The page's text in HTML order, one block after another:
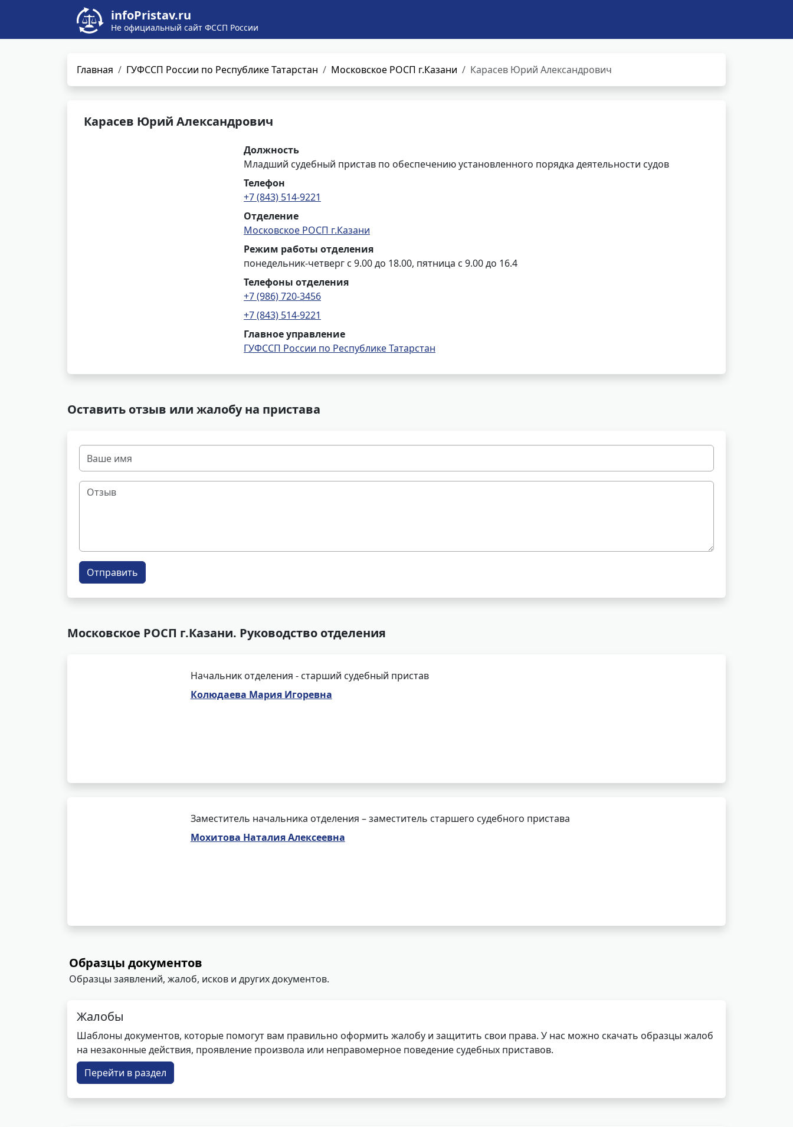
infoPristav.ru
Не официальный сайт ФССП России
Главная ГУФССП России по Республике Татарстан Московское РОСП г.Казани Карасев Юрий Александрович
Карасев Юрий Александрович
Должность
Младший судебный пристав по обеспечению установленного порядка деятельности судов
Телефон
+7 (843) 514-9221
Отделение
Московское РОСП г.Казани
Режим работы отделения
понедельник-четверг с 9.00 до 18.00, пятница с 9.00 до 16.4
Телефоны отделения
+7 (986) 720-3456
+7 (843) 514-9221
Главное управление
ГУФССП России по Республике Татарстан
Оставить отзыв или жалобу на пристава
Отправить
Московское РОСП г.Казани. Руководство отделения
Начальник отделения - старший судебный пристав
Колюдаева Мария Игоревна
Заместитель начальника отделения – заместитель старшего судебного пристава
Мохитова Наталия Алексеевна
Образцы документов
Образцы заявлений, жалоб, исков и других документов.
Жалобы
Шаблоны документов, которые помогут вам правильно оформить жалобу и защитить свои права. У нас можно скачать образцы жалоб
на незаконные действия, проявление произвола или неправомерное поведение судебных приставов.
Перейти в раздел